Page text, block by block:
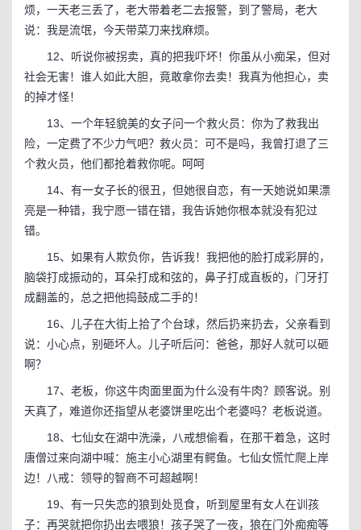
烦，一天老三丢了，老大带着老二去报警，到了警局，老大
说：我是流氓，今天带菜刀来找麻烦。
12、听说你被拐卖，真的把我吓坏！你虽从小痴呆，但对
社会无害！谁人如此大胆，竟敢拿你去卖！我真为他担心，卖
的掉才怪！
13、一个年轻貌美的女子问一个救火员：你为了救我出
险，一定费了不少力气吧？救火员：可不是吗，我曾打退了三
个救火员，他们都抢着救你呢。呵呵
14、有一女子长的很丑，但她很自恋，有一天她说如果漂
亮是一种错，我宁愿一错在错，我告诉她你根本就没有犯过
错。
15、如果有人欺负你，告诉我！我把他的脸打成彩屏的，
脑袋打成振动的，耳朵打成和弦的，鼻子打成直板的，门牙打
成翻盖的，总之把他捣鼓成二手的！
16、儿子在大街上拾了个台球，然后扔来扔去，父亲看到
说：小心点，别砸坏人。儿子听后问：爸爸，那好人就可以砸
啊？
17、老板，你这牛肉面里面为什么没有牛肉？顾客说。别
天真了，难道你还指望从老婆饼里吃出个老婆吗？老板说道。
18、七仙女在湖中洗澡，八戒想偷看，在那干着急，这时
唐僧过来向湖中喊：施主小心湖里有鳄鱼。七仙女慌忙爬上岸
边！八戒：领导的智商不可超越啊！
19、有一只失恋的狼到处觅食，听到屋里有女人在训孩
子：再哭就把你扔出去喂狼！孩子哭了一夜，狼在门外痴痴等